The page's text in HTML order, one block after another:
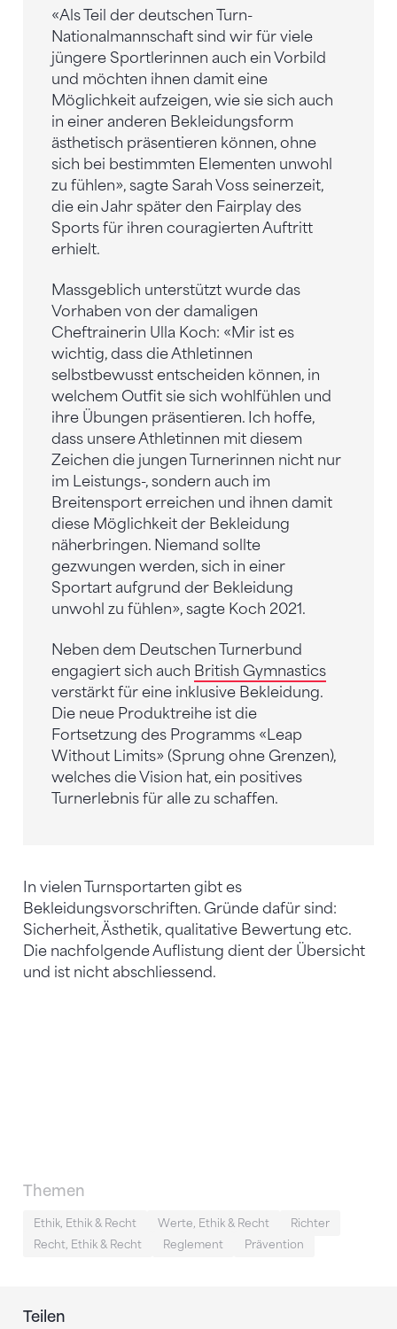
«Als Teil der deutschen Turn-
Nationalmannschaft sind wir für viele
jüngere Sportlerinnen auch ein Vorbild
und möchten ihnen damit eine
Möglichkeit aufzeigen, wie sie sich auch
in einer anderen Bekleidungsform
ästhetisch präsentieren können, ohne
sich bei bestimmten Elementen unwohl
zu fühlen», sagte Sarah Voss seinerzeit,
die ein Jahr später den Fairplay des
Sports für ihren couragierten Auftritt
erhielt.
Massgeblich unterstützt wurde das
Vorhaben von der damaligen
Cheftrainerin Ulla Koch: «Mir ist es
wichtig, dass die Athletinnen
selbstbewusst entscheiden können, in
welchem Outfit sie sich wohlfühlen und
ihre Übungen präsentieren. Ich hoffe,
dass unsere Athletinnen mit diesem
Zeichen die jungen Turnerinnen nicht nur
im Leistungs-, sondern auch im
Breitensport erreichen und ihnen damit
diese Möglichkeit der Bekleidung
näherbringen. Niemand sollte
gezwungen werden, sich in einer
Sportart aufgrund der Bekleidung
unwohl zu fühlen», sagte Koch 2021.
Neben dem Deutschen Turnerbund
engagiert sich auch British Gymnastics
verstärkt für eine inklusive Bekleidung.
Die neue Produktreihe ist die
Fortsetzung des Programms «Leap
Without Limits» (Sprung ohne Grenzen),
welches die Vision hat, ein positives
Turnerlebnis für alle zu schaffen.
In vielen Turnsportarten gibt es
Bekleidungsvorschriften. Gründe dafür sind:
Sicherheit, Ästhetik, qualitative Bewertung etc.
Die nachfolgende Auflistung dient der Übersicht
und ist nicht abschliessend.
Themen
Ethik, Ethik & Recht Werte, Ethik & Recht
Richter
Recht, Ethik & Recht
Reglement Prävention
Teilen